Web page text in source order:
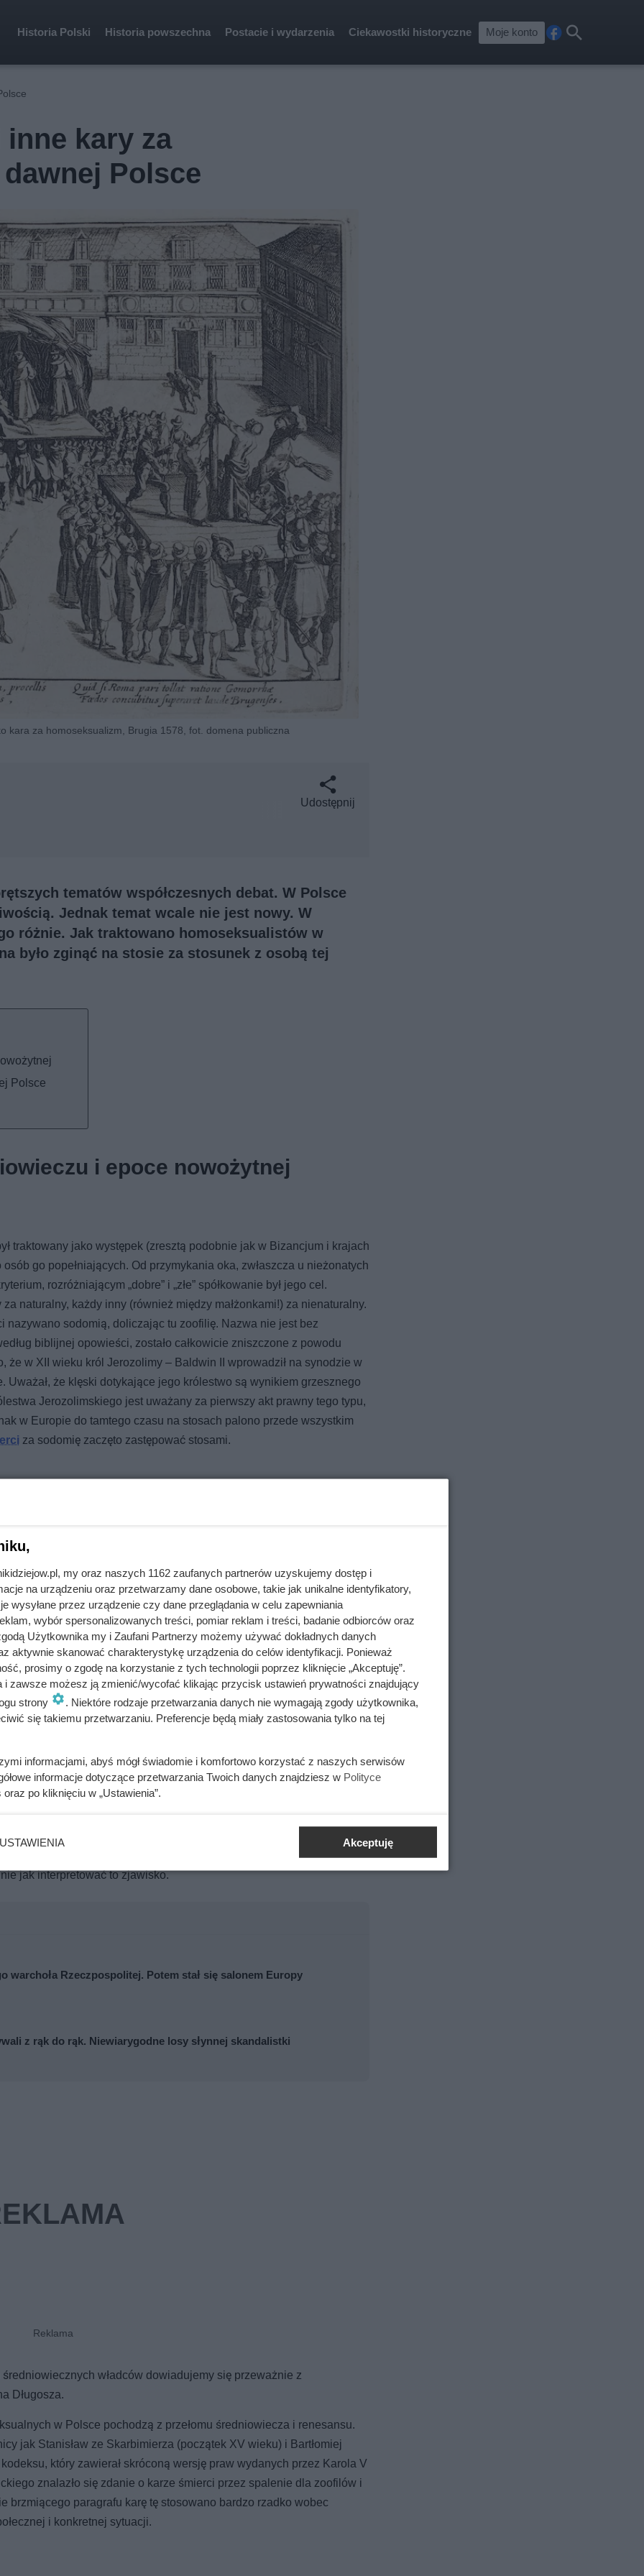
Historia Polski Historia powszechna Postacie i wydarzenia Ciekawostki historyczne Moje konto
cebkaj
kary za
Polsce
kara za homoseksualizm, Brugia 1578, fot. domena publiczna
Udostępnij
tematów współczesnych debat. W Polsce
Jednak temat wcale nie jest nowy. W
różnie. Jak traktowano homoseksualistów w
było zginąć na stosie za stosunek z osobą tej
Polsce
i epoce nowożytnej
traktowany jako występek (zresztą podobnie jak w Bizancjum i krajach
go popełniających. Od przymykania oka, zwłaszcza u nieżonatych
rozróżniającym „dobre” i „złe” spółkowanie był jego cel.
naturalny, każdy inny (również między małżonkami!) za nienaturalny.
nazywano sodomią, doliczając tu zoofilię. Nazwa nie jest bez
biblijnej opowieści, zostało całkowicie zniszczone z powodu
w XII wieku król Jerozolimy – Baldwin II wprowadził na synodzie w
że klęski dotykające jego królestwo są wynikiem grzesznego
Jerozolimskiego jest uważany za pierwszy akt prawny tego typu,
w Europie do tamtego czasu na stosach palono przede wszystkim
za sodomię zaczęto zastępować stosami.
Karola V Habsburga, zwany potocznie Carolina, jest jednym z
palenie na stosie jako karę za sodomię. Praktyka ta była poza
ją legitymizowało. Między XVI a XVIII wiekiem wykonano
był wiek XVII – co ma odzwierciedlenie również w wyrokach na
wycofywać taką formę kary (co nie znaczy, że zaakceptowano
na stosie miało miejsce 1784 roku. (Crompton L., 2009: 450) W
i morderstwo na chłopcu niż sam fakt, że był to czyn
na stosie było już odbierane jako przeżytek. Wprowadzenie gilotyny
ku bardziej humanitarnym formom egzekucji (gilotyna stała się
w dawnej Polsce
homoseksualizm był traktowany w sposób szczególnie
obejmowały zachowania nieheteronormatywne i były tępione
istniała instytucja adelphopoiesis – ślubów braterskich między
jak interpretować to zjawisko.
warchoła Rzeczpospolitej. Potem stał się salonem Europy
z rąk do rąk. Niewiarygodne losy słynnej skandalistki
władców dowiadujemy się przeważnie z
Długosza.
w Polsce pochodzą z przełomu średniowiecza i renesansu.
jak Stanisław ze Skarbimierza (początek XV wieku) i Bartłomiej
który zawierał skróconą wersję praw wydanych przez Karola V
znalazło się zdanie o karze śmierci przez spalenie dla zoofilów i
brzmiącego paragrafu karę tę stosowano bardzo rzadko wobec
i konkretnej sytuacji.
my oraz naszych 1162 zaufanych partnerów uzyskujemy dostęp i
na urządzeniu oraz przetwarzamy dane osobowe, takie jak unikalne identyfikatory,
wysyłane przez urządzenie czy dane przeglądania w celu zapewniania
wybór spersonalizowanych treści, pomiar reklam i treści, badanie odbiorców oraz
Użytkownika my i Zaufani Partnerzy możemy używać dokładnych danych
aktywnie skanować charakterystykę urządzenia do celów identyfikacji. Ponieważ
prosimy o zgodę na korzystanie z tych technologii poprzez kliknięcie „Akceptuję”.
i zawsze możesz ją zmienić/wycofać klikając przycisk ustawień prywatności znajdujący
strony
. Niektóre rodzaje przetwarzania danych nie wymagają zgody użytkownika,
się takiemu przetwarzaniu. Preferencje będą miały zastosowania tylko na tej
informacjami, abyś mógł świadomie i komfortowo korzystać z naszych serwisów
informacje dotyczące przetwarzania Twoich danych znajdziesz w Polityce
oraz po kliknięciu w „Ustawienia”.
USTAWIENIA Akceptuję